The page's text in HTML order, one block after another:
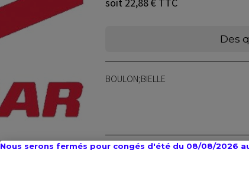
Des
BOULON;BIELLE
Nous serons fermés pour congés d'été du 08/08/2026